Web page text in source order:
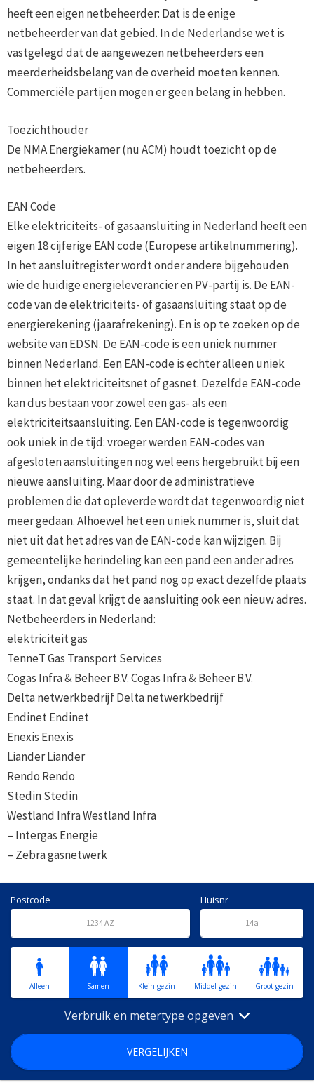
heeft een eigen netbeheerder: Dat is de enige
netbeheerder van dat gebied. In de Nederlandse wet is
vastgelegd dat de aangewezen netbeheerders een
meerderheidsbelang van de overheid moeten kennen.
Commerciële partijen mogen er geen belang in hebben.
Toezichthouder
De NMA Energiekamer (nu ACM) houdt toezicht op de
netbeheerders.
EAN Code
Elke elektriciteits- of gasaansluiting in Nederland heeft een
eigen 18 cijferige EAN code (Europese artikelnummering).
In het aansluitregister wordt onder andere bijgehouden
wie de huidige energieleverancier en PV-partij is. De EAN-
code van de elektriciteits- of gasaansluiting staat op de
energierekening (jaarafrekening). En is op te zoeken op de
website van EDSN. De EAN-code is een uniek nummer
binnen Nederland. Een EAN-code is echter alleen uniek
binnen het elektriciteitsnet of gasnet. Dezelfde EAN-code
kan dus bestaan voor zowel een gas- als een
elektriciteitsaansluiting. Een EAN-code is tegenwoordig
ook uniek in de tijd: vroeger werden EAN-codes van
afgesloten aansluitingen nog wel eens hergebruikt bij een
nieuwe aansluiting. Maar door de administratieve
problemen die dat opleverde wordt dat tegenwoordig niet
meer gedaan. Alhoewel het een uniek nummer is, sluit dat
niet uit dat het adres van de EAN-code kan wijzigen. Bij
gemeentelijke herindeling kan een pand een ander adres
krijgen, ondanks dat het pand nog op exact dezelfde plaats
staat. In dat geval krijgt de aansluiting ook een nieuw adres.
Netbeheerders in Nederland:
elektriciteit gas
TenneT Gas Transport Services
Cogas Infra & Beheer B.V. Cogas Infra & Beheer B.V.
Delta netwerkbedrijf Delta netwerkbedrijf
Endinet Endinet
Enexis Enexis
Liander Liander
Rendo Rendo
Stedin Stedin
Westland Infra Westland Infra
– Intergas Energie
– Zebra gasnetwerk
Postcode Huisnr
Alleen Samen Klein gezin Middel gezin Groot gezin
Verbruik en metertype opgeven
VERGELIJKEN